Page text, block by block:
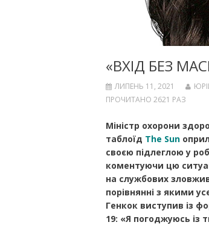
«ВХІД БЕЗ
ЛИПЕНЬ 11, 2021
ПРОЧИТАНО 2621 РАЗ
Міністр охорони
таблоїд The Sun
своєю підлеглою у
коментуючи цю
на службових
порівнянні з якими
Генкок виступив із
19: «Я погоджуюсь із